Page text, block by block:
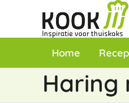
Home
Haring